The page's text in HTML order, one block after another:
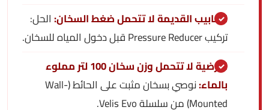
الأنابيب القديمة لا تتحمل ضغط السخان:الحل:
تركيب Pressure Reducer قبل دخول المياه للسخان.
الأرضية لا تتحمل وزن سخان 100 لتر مملوء
بالماء:
نوصي بسخان مثبت على الحائط (Wall-
Mounted) من سلسلة Velis Evo.